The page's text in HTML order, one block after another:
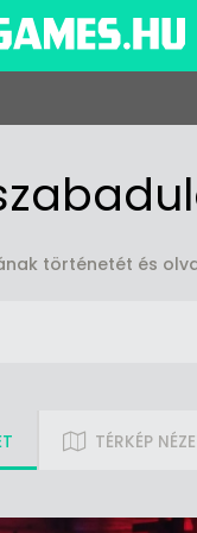
történetét és
TÉRKÉP